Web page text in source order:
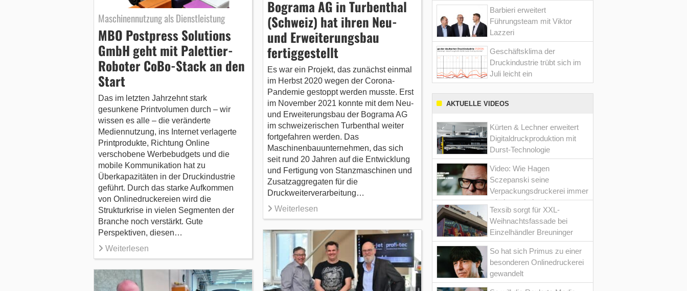
Maschinennutzung als Dienstleistung
MBO Postpress Solutions
GmbH geht mit Palettier-
Roboter CoBo-Stack an den
Start
Das im letzten Jahrzehnt stark
gesunkene Printvolumen durch – wir
wissen es alle – die veränderte
Mediennutzung, ins Internet verlagerte
Printprodukte, Richtung Online
verschobene Werbebudgets und die
mobile Kommunikation hat zu
Überkapazitäten in der Druckindustrie
geführt. Durch das starke Aufkommen
von Onlinedruckereien wird die
Strukturkrise in vielen Segmenten der
Branche noch verstärkt. Gute
Perspektiven, diesen…
Weiterlesen
Bograma AG in Turbenthal
(Schweiz) hat ihren Neu-
und Erweiterungsbau
fertiggestellt
Es war ein Projekt, das zunächst einmal
im Herbst 2020 wegen der Corona-
Pandemie gestoppt werden musste. Erst
im November 2021 konnte mit dem Neu-
und Erweiterungsbau der Bograma AG
im schweizerischen Turbenthal weiter
fortgefahren werden. Das
Maschinenbauunternehmen, das sich
seit rund 20 Jahren auf die Entwicklung
und Fertigung von Stanzmaschinen und
Zusatzaggregaten für die
Druckweiterverarbeitung…
Weiterlesen
Barbieri erweitert
Führungsteam mit Viktor
Lazzeri
Geschäftsklima der
Druckindustrie trübt sich im
Juli leicht ein
AKTUELLE VIDEOS
Kürten & Lechner erweitert
Digitaldruckproduktion mit
Durst-Technologie
Video: Wie Hagen
Sczepanski seine
Verpackungsdruckerei immer
wieder optimiert hat
Texsib sorgt für XXL-
Weihnachtsfassade bei
Einzelhändler Breuninger
So hat sich Primus zu einer
besonderen Onlinedruckerei
gewandelt